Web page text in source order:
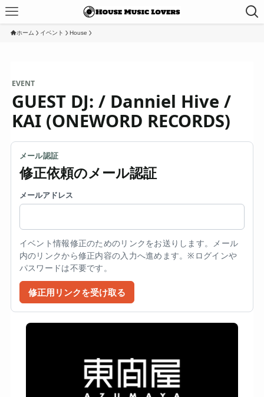
ホーム イベント House
EVENT
GUEST DJ: / Danniel Hive /
KAI (ONEWORD RECORDS)
メール認証
修正依頼のメール認証
メールアドレス
イベント情報修正のためのリンクをお送りします。メール
内のリンクから修正内容の入力へ進めます。※ログインや
パスワードは不要です。
修正用リンクを受け取る